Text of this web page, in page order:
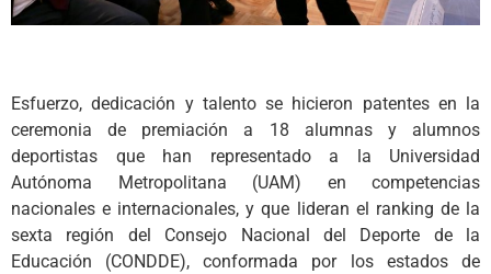
Esfuerzo, dedicación y talento se hicieron patentes en la
ceremonia de premiación a 18 alumnas y alumnos
deportistas que han representado a la Universidad
Autónoma Metropolitana (UAM) en competencias
nacionales e internacionales, y que lideran el ranking de la
sexta región del Consejo Nacional del Deporte de la
Educación (CONDDE), conformada por los estados de